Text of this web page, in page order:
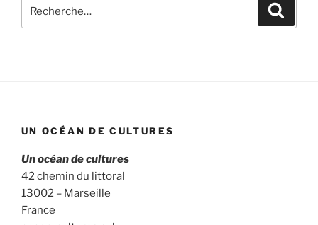
pour
UN OCÉAN DE CULTURES
Un océan de cultures
42 chemin du littoral
13002 – Marseille
France